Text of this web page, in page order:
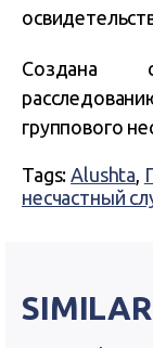
Создана
группового
Tags:Alushta,
несчастный